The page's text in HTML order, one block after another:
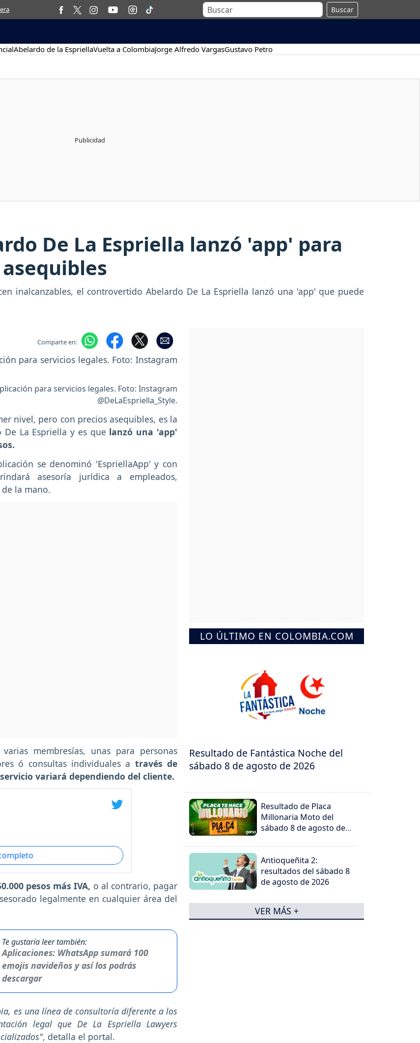
Buscar
Abelardo de la EspriellaVuelta a ColombiaJorge Alfredo VargasGustavo Petro
De La Espriella lanzó 'app' para
inalcanzables, el controvertido Abelardo De La Espriella lanzó una 'app' que puede
Comparte en:
para servicios legales. Foto: Instagram
@DeLaEspriella_Style.
nivel, pero con precios asequibles, es la
La Espriella y es que lanzó una 'app'
se denominó 'EspriellaApp' y con
asesoría jurídica a empleados,
la mano.
membresías, unas para personas
ó consultas individuales a través de
variará dependiendo del cliente.
pesos más IVA, o al contrario, pagar
legalmente en cualquier área del
Te gustaría leer también:
Aplicaciones: WhatsApp sumará 100
emojis navideños y así los podrás
descargar
es una línea de consultoría diferente a los
legal que De La Espriella Lawyers
, detalla el portal.
LO ÚLTIMO EN COLOMBIA.COM
Resultado de Fantástica Noche del
sábado 8 de agosto de 2026
Resultado de Placa
Millonaria Moto del
sábado 8 de agosto de
Antioqueñita 2:
resultados del sábado 8
de agosto de 2026
VER MÁS +